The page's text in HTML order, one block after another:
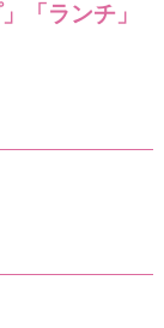
「ランチ」